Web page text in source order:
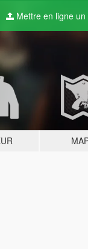
Mettre en ligne un